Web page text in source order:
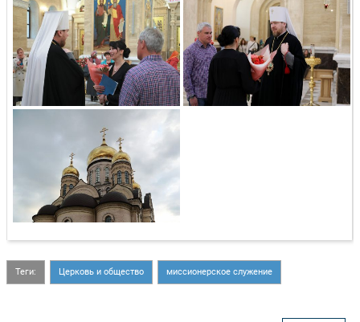
Теги: Церковь и общество миссионерское служение